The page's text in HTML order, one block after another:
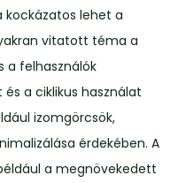
kockázatos lehet a
vitatott téma a
a felhasználók
a ciklikus használat
izomgörcsök,
érdekében. A
a megnövekedett